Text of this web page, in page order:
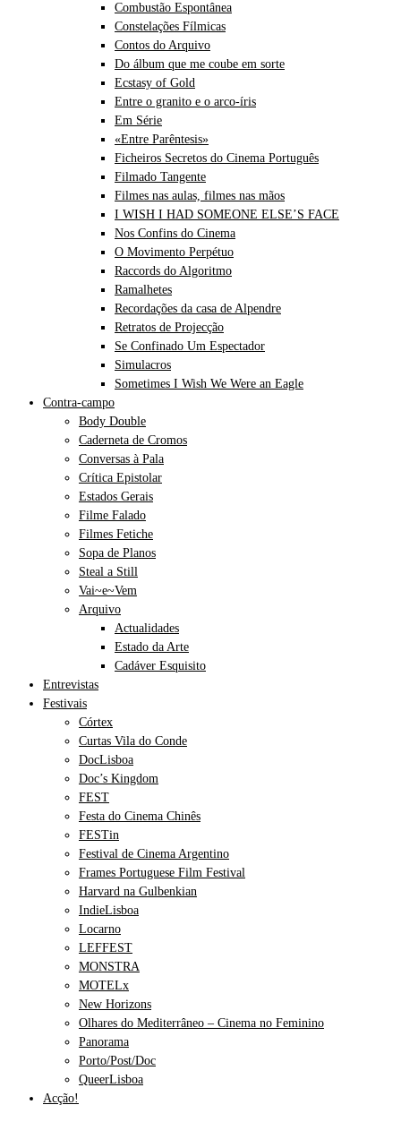
Combustão Espontânea
Constelações Fílmicas
Contos do Arquivo
Do álbum que me coube em sorte
Ecstasy of Gold
Entre o granito e o arco-íris
Em Série
«Entre Parêntesis»
Ficheiros Secretos do Cinema Português
Filmado Tangente
Filmes nas aulas, filmes nas mãos
I WISH I HAD SOMEONE ELSE’S FACE
Nos Confins do Cinema
O Movimento Perpétuo
Raccords do Algoritmo
Ramalhetes
Recordações da casa de Alpendre
Retratos de Projecção
Se Confinado Um Espectador
Simulacros
Sometimes I Wish We Were an Eagle
Contra-campo
Body Double
Caderneta de Cromos
Conversas à Pala
Crítica Epistolar
Estados Gerais
Filme Falado
Filmes Fetiche
Sopa de Planos
Steal a Still
Vai~e~Vem
Arquivo
Actualidades
Estado da Arte
Cadáver Esquisito
Entrevistas
Festivais
Córtex
Curtas Vila do Conde
DocLisboa
Doc’s Kingdom
FEST
Festa do Cinema Chinês
FESTin
Festival de Cinema Argentino
Frames Portuguese Film Festival
Harvard na Gulbenkian
IndieLisboa
Locarno
LEFFEST
MONSTRA
MOTELx
New Horizons
Olhares do Mediterrâneo – Cinema no Feminino
Panorama
Porto/Post/Doc
QueerLisboa
Acção!